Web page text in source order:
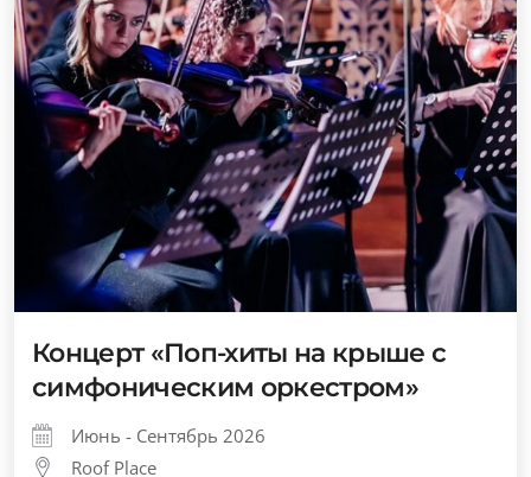
Концерт «Поп-хиты на крыше с
симфоническим оркестром»
Июнь - Сентябрь 2026
Roof Place